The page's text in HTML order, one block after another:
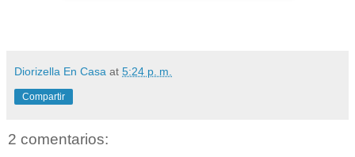
Diorizella En Casa at 5:24 p. m.
Compartir
2 comentarios: